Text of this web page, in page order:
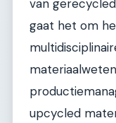
van
gaat het om
upcycled